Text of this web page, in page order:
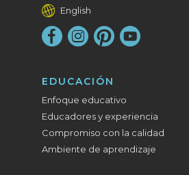
English
EDUCACIÓN
Enfoque educativo
Educadores y experiencia
Compromiso con la calidad
Ambiente de aprendizaje